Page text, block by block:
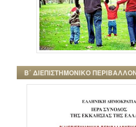
Β΄ ΔΙΕΠΙΣΤΗΜΟΝΙΚΟ